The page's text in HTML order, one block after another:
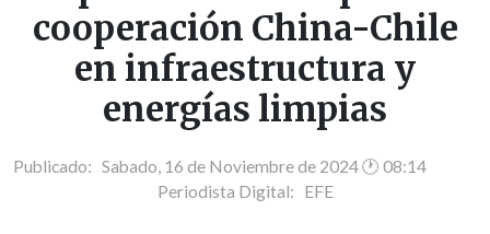
cooperación China-Chile
en infraestructura y
energías limpias
Publicado: Sabado, 16 de Noviembre de 2024 🕐 08:14
Periodista Digital: EFE